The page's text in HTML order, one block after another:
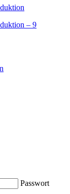
– 9
Passwort